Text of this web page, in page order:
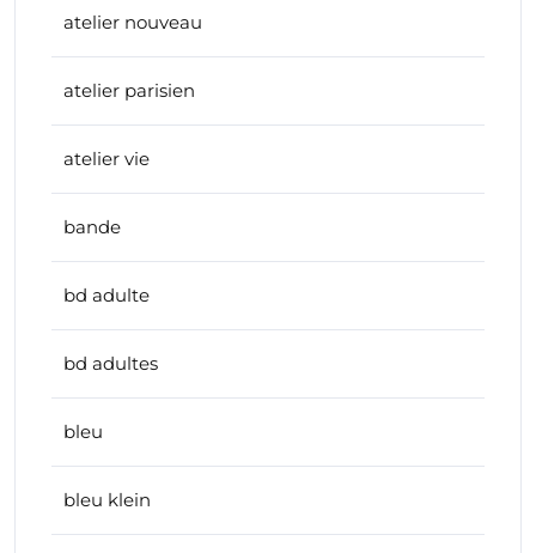
atelier nouveau
atelier parisien
atelier vie
bande
bd adulte
bd adultes
bleu
bleu klein